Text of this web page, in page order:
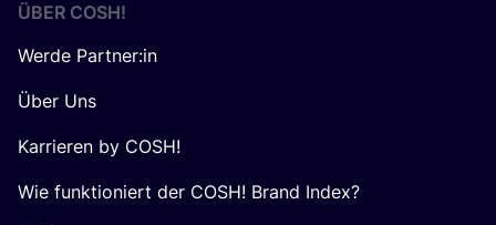
ÜBER COSH!
Werde Partner:in
Über Uns
Karrieren by COSH!
Wie funktioniert der COSH! Brand Index?